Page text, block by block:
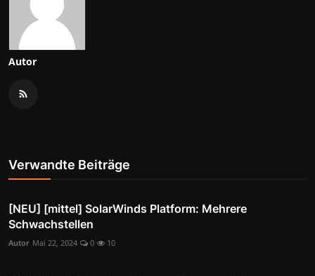
Autor
Verwandte Beiträge
[NEU] [mittel] SolarWinds Platform: Mehrere
Schwachstellen
Autor Mai 22, 2024 0 10